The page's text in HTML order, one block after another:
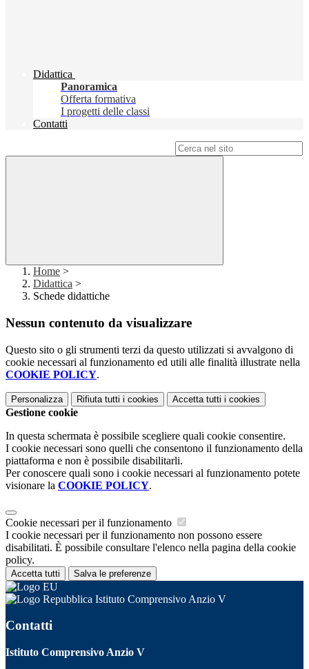
Didattica
Panoramica
Offerta formativa
I progetti delle classi
Contatti
Home >
Didattica >
Schede didattiche
Nessun contenuto da visualizzare
Questo sito o gli strumenti terzi da questo utilizzati si avvalgono di
cookie necessari al funzionamento ed utili alle finalità illustrate nella
COOKIE POLICY.
Personalizza Rifiuta tutti i cookies Accetta tutti i cookies
Gestione cookie
In questa schermata è possibile scegliere quali cookie consentire.
I cookie necessari sono quelli che consentono il funzionamento della
piattaforma e non è possibile disabilitarli.
Per conoscere quali sono i cookie necessari al funzionamento potete
visionare la COOKIE POLICY.
Cookie necessari per il funzionamento
I cookie necessari per il funzionamento non possono essere
disabilitati. È possibile consultare l'elenco nella pagina della cookie
policy.
Accetta tutti Salva le preferenze
Istituto Comprensivo Anzio V
Contatti
Istituto Comprensivo Anzio V